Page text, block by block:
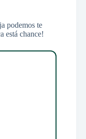
podemos te
está chance!